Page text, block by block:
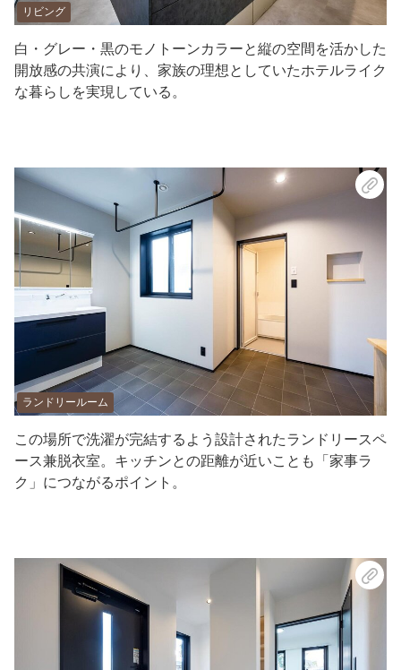
リビング
白・グレー・黒のモノトーンカラーと縦の空間を活かした
開放感の共演により、家族の理想としていたホテルライク
な暮らしを実現している。
ランドリールーム
この場所で洗濯が完結するよう設計されたランドリースペ
ース兼脱衣室。キッチンとの距離が近いことも「家事ラ
ク」につながるポイント。